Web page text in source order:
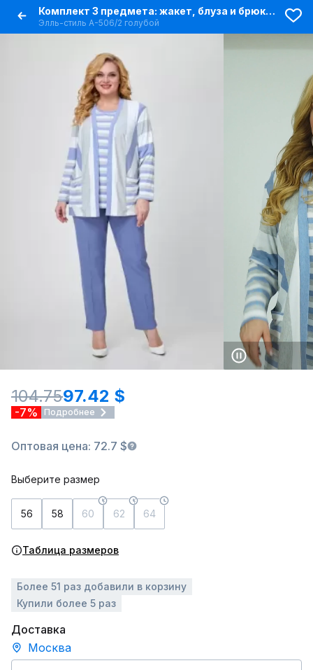
Комплект 3 предмета: жакет, блуза и брюки из трикотажа и вискозы
Элль-стиль А-506/2 голубой
104.7597.42 $
-7% Подробнее
Оптовая цена: 72.7 $
Выберите размер
56 58 60 62 64
Таблица размеров
Более 51 раз добавили в корзину
Купили более 5 раз
Доставка
Москва